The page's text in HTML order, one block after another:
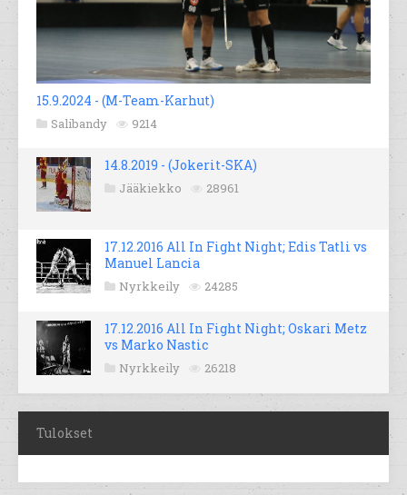
15.9.2024 - (M-Team-Karhut)
Salibandy 9214
14.8.2019 - (Jokerit-SKA)
Jääkiekko 28961
17.12.2016 All In Fight Night; Edis Tatli vs
Manuel Lancia
Nyrkkeily 24285
17.12.2016 All In Fight Night; Oskari Metz
vs Marko Nastic
Nyrkkeily 26218
Tulokset